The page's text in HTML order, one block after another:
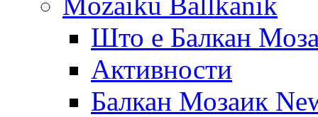
Што е Балкан
Активности
Балкан Мозаик